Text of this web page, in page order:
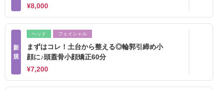
¥8,000
新
規
ヘッド フェイシャル
まずはコレ！土台から整える◎輪郭引締め小
顔に♪頭蓋骨小顔矯正60分
¥7,200